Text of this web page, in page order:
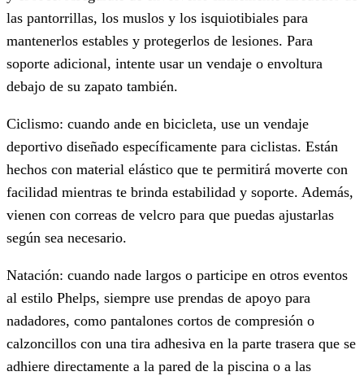
las pantorrillas, los muslos y los isquiotibiales para
mantenerlos estables y protegerlos de lesiones. Para
soporte adicional, intente usar un vendaje o envoltura
debajo de su zapato también.
Ciclismo: cuando ande en bicicleta, use un vendaje
deportivo diseñado específicamente para ciclistas. Están
hechos con material elástico que te permitirá moverte con
facilidad mientras te brinda estabilidad y soporte. Además,
vienen con correas de velcro para que puedas ajustarlas
según sea necesario.
Natación: cuando nade largos o participe en otros eventos
al estilo Phelps, siempre use prendas de apoyo para
nadadores, como pantalones cortos de compresión o
calzoncillos con una tira adhesiva en la parte trasera que se
adhiere directamente a la pared de la piscina o a las